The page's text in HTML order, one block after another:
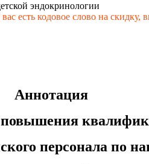
эндокринологии
есть кодовое слово на скидку,
Аннотация
персонала по